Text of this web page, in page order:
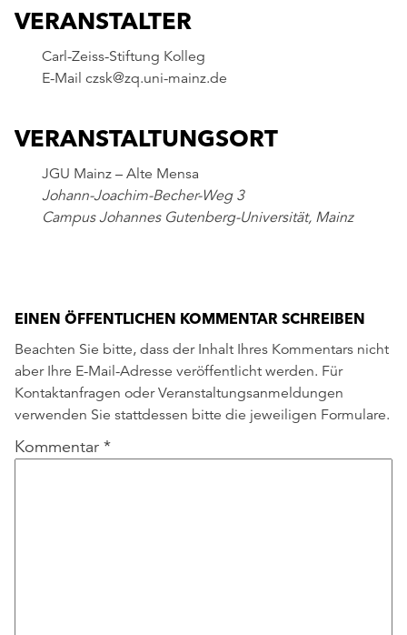
VERANSTALTUNGSORT
JGU Mainz – Alte Mensa
Johann-Joachim-Becher-Weg 3
Campus Johannes Gutenberg-Universität, Mainz
VERANSTALTER
Carl-Zeiss-Stiftung Kolleg
E-Mail czsk@zq.uni-mainz.de
EINEN ÖFFENTLICHEN KOMMENTAR SCHREIBEN
Beachten Sie bitte, dass der Inhalt Ihres Kommentars nicht
aber Ihre E-Mail-Adresse veröffentlicht werden. Für
Kontaktanfragen oder Veranstaltungsanmeldungen
verwenden Sie stattdessen bitte die jeweiligen Formulare.
Kommentar *